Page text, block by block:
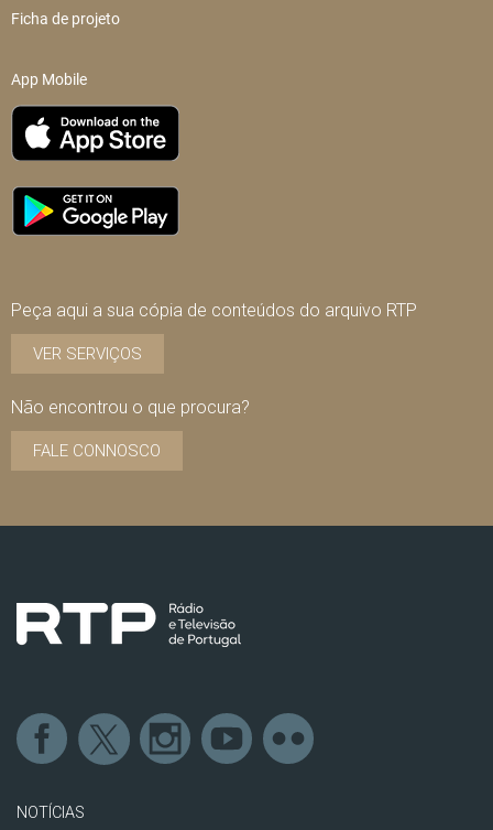
Ficha de projeto
App Mobile
Peça aqui a sua cópia de conteúdos do arquivo RTP
VER SERVIÇOS
Não encontrou o que procura?
FALE CONNOSCO
NOTÍCIAS